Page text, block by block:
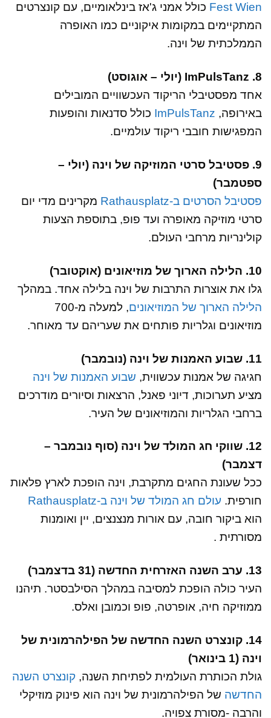
Fest Wien כולל אמני ג'אז בינלאומיים, עם קונצרטים
המתקיימים במקומות איקוניים כמו האופרה
הממלכתית של וינה.
8. ImPulsTanz (יולי – אוגוסט)
אחד מפסטיבלי הריקוד העכשוויים המובילים
באירופה, ImPulsTanz כולל סדנאות והופעות
המפגישות חובבי ריקוד עולמיים.
9. פסטיבל סרטי המוזיקה של וינה (יולי –
ספטמבר)
פסטיבל הסרטים ב-Rathausplatz
מקרינים מדי יום
סרטי מוזיקה מאופרה ועד פופ, בתוספת הצעות
קולינריות מרחבי העולם.
10. הלילה הארוך של מוזיאונים (אוקטובר)
גלו את אוצרות התרבות של וינה בלילה אחד. במהלך
הלילה הארוך של המוזיאונים
, למעלה מ-700
מוזיאונים וגלריות פותחים את שעריהם עד מאוחר.
11. שבוע האמנות של וינה (נובמבר)
חגיגה של אמנות עכשווית, שבוע האמנות של וינה
מציע תערוכות, דיוני פאנל, הרצאות וסיורים מודרכים
ברחבי הגלריות והמוזיאונים של העיר.
12. שווקי חג המולד של וינה (סוף נובמבר –
דצמבר)
ככל שעונת החגים מתקרבת, וינה הופכת לארץ פלאות
חורפית. עולם חג המולד של וינה ב-Rathausplatz
הוא ביקור חובה, עם אורות מנצנצים, יין ואומנות
מסורתית .
13. ערב השנה האזרחית החדשה (31 בדצמבר)
העיר כולה הופכת למסיבה במהלך הסילבסטר. תיהנו
ממוזיקה חיה, אופרטה, פופ וכמובן ואלס.
14. קונצרט השנה החדשה של הפילהרמונית של
וינה (1 בינואר)
גולת הכותרת העולמית לפתיחת השנה, קונצרט השנה
החדשה של הפילהרמונית של וינה הוא פינוק מוזיקלי
והרבה -מסורת צפויה.